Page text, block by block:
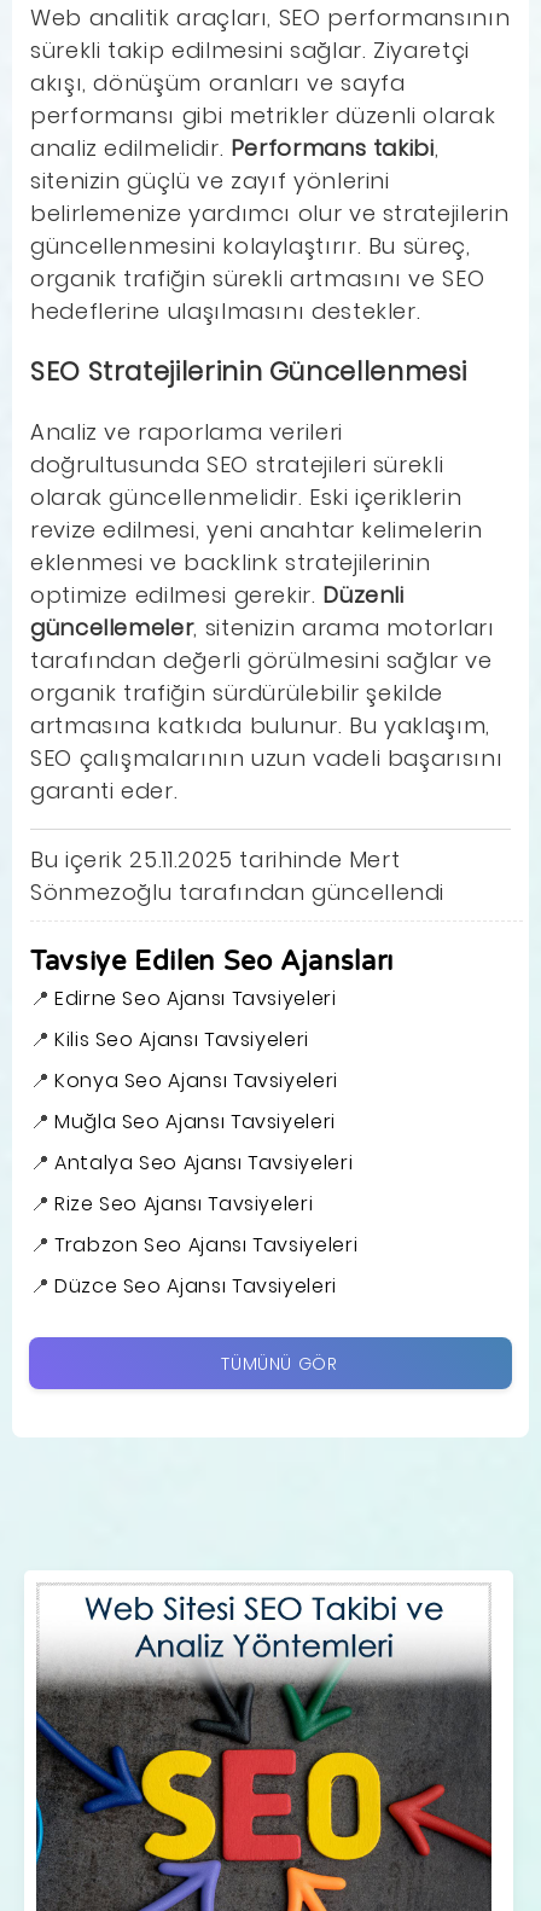
Web analitik araçları, SEO performansının
sürekli takip edilmesini sağlar. Ziyaretçi
akışı, dönüşüm oranları ve sayfa
performansı gibi metrikler düzenli olarak
analiz edilmelidir. Performans takibi,
sitenizin güçlü ve zayıf yönlerini
belirlemenize yardımcı olur ve stratejilerin
güncellenmesini kolaylaştırır. Bu süreç,
organik trafiğin sürekli artmasını ve SEO
hedeflerine ulaşılmasını destekler.
SEO Stratejilerinin Güncellenmesi
Analiz ve raporlama verileri
doğrultusunda SEO stratejileri sürekli
olarak güncellenmelidir. Eski içeriklerin
revize edilmesi, yeni anahtar kelimelerin
eklenmesi ve backlink stratejilerinin
optimize edilmesi gerekir. Düzenli
güncellemeler, sitenizin arama motorları
tarafından değerli görülmesini sağlar ve
organik trafiğin sürdürülebilir şekilde
artmasına katkıda bulunur. Bu yaklaşım,
SEO çalışmalarının uzun vadeli başarısını
garanti eder.
Bu içerik 25.11.2025 tarihinde Mert
Sönmezoğlu tarafından güncellendi
Tavsiye Edilen Seo Ajansları
Edirne Seo Ajansı Tavsiyeleri
Kilis Seo Ajansı Tavsiyeleri
Konya Seo Ajansı Tavsiyeleri
Muğla Seo Ajansı Tavsiyeleri
Antalya Seo Ajansı Tavsiyeleri
Rize Seo Ajansı Tavsiyeleri
Trabzon Seo Ajansı Tavsiyeleri
Düzce Seo Ajansı Tavsiyeleri
TÜMÜNÜ GÖR